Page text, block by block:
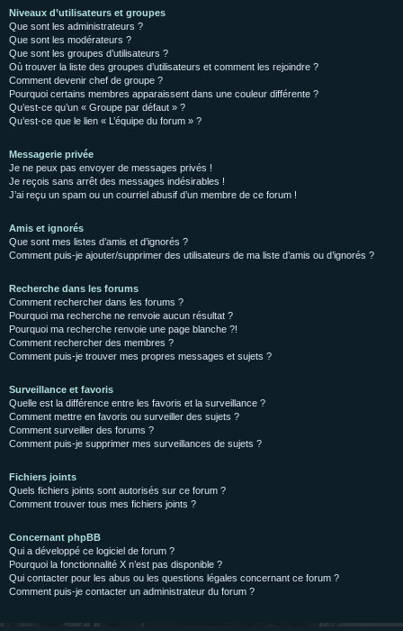
Niveaux d’utilisateurs et groupes
Que sont les administrateurs ?
Que sont les modérateurs ?
Que sont les groupes d’utilisateurs ?
Où trouver la liste des groupes d’utilisateurs et comment les rejoindre ?
Comment devenir chef de groupe ?
Pourquoi certains membres apparaissent dans une couleur différente ?
Qu’est-ce qu’un « Groupe par défaut » ?
Qu’est-ce que le lien « L’équipe du forum » ?
Messagerie privée
Je ne peux pas envoyer de messages privés !
Je reçois sans arrêt des messages indésirables !
J’ai reçu un spam ou un courriel abusif d’un membre de ce forum !
Amis et ignorés
Que sont mes listes d’amis et d’ignorés ?
Comment puis-je ajouter/supprimer des utilisateurs de ma liste d’amis ou d’ignorés ?
Recherche dans les forums
Comment rechercher dans les forums ?
Pourquoi ma recherche ne renvoie aucun résultat ?
Pourquoi ma recherche renvoie une page blanche ?!
Comment rechercher des membres ?
Comment puis-je trouver mes propres messages et sujets ?
Surveillance et favoris
Quelle est la différence entre les favoris et la surveillance ?
Comment mettre en favoris ou surveiller des sujets ?
Comment surveiller des forums ?
Comment puis-je supprimer mes surveillances de sujets ?
Fichiers joints
Quels fichiers joints sont autorisés sur ce forum ?
Comment trouver tous mes fichiers joints ?
Concernant phpBB
Qui a développé ce logiciel de forum ?
Pourquoi la fonctionnalité X n’est pas disponible ?
Qui contacter pour les abus ou les questions légales concernant ce forum ?
Comment puis-je contacter un administrateur du forum ?